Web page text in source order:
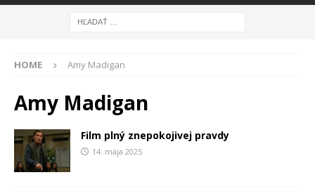
HOME Amy Madigan
Amy Madigan
Film plný znepokojivej pravdy
14. mája 2025